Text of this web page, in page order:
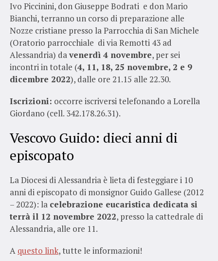
Ivo Piccinini, don Giuseppe Bodrati e don Mario
Bianchi, terranno un corso di preparazione alle
Nozze cristiane presso la Parrocchia di San Michele
(Oratorio parrocchiale di via Remotti 43 ad
Alessandria) davenerdì 4 novembre, per sei
incontri in totale (4, 11, 18, 25 novembre, 2 e 9
dicembre 2022), dalle ore 21.15 alle 22.30.
Iscrizioni: occorre iscriversi telefonando a Lorella
Giordano (cell. 342.178.26.31).
Vescovo Guido: dieci anni di
episcopato
La Diocesi di Alessandria è lieta di festeggiare i 10
anni di episcopato di monsignor Guido Gallese (2012
– 2022): la celebrazione eucaristica dedicata si
terrà il 12 novembre 2022, presso la cattedrale di
Alessandria, alle ore 11.
A questo link, tutte le informazioni!